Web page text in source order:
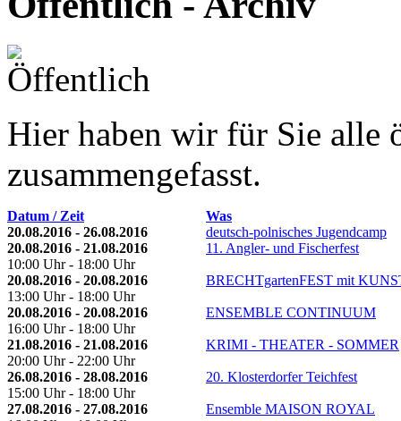
Hier haben wir für Sie alle
zusammengefasst.
Datum / Zeit
Was
20.08.2016 - 26.08.2016
deutsch-polnisches Jugendcamp
20.08.2016 - 21.08.2016
10:00 Uhr - 18:00 Uhr
11. Angler- und Fischerfest
20.08.2016 - 20.08.2016
13:00 Uhr - 18:00 Uhr
BRECHTgartenFEST mit
20.08.2016 - 20.08.2016
16:00 Uhr - 18:00 Uhr
ENSEMBLE CONTINUUM
21.08.2016 - 21.08.2016
20:00 Uhr - 22:00 Uhr
KRIMI - THEATER - SOMMER
26.08.2016 - 28.08.2016
15:00 Uhr - 18:00 Uhr
20. Klosterdorfer Teichfest
27.08.2016 - 27.08.2016
Ensemble MAISON ROYAL